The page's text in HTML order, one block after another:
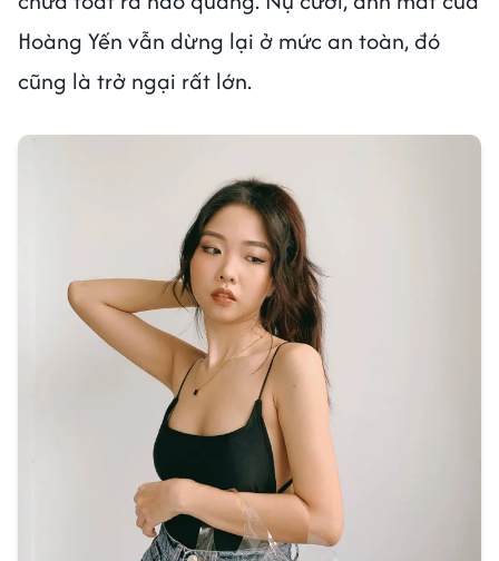
Hoàng Yến vẫn dừng lại ở mức an toàn, đó
cũng là trở ngại rất lớn.